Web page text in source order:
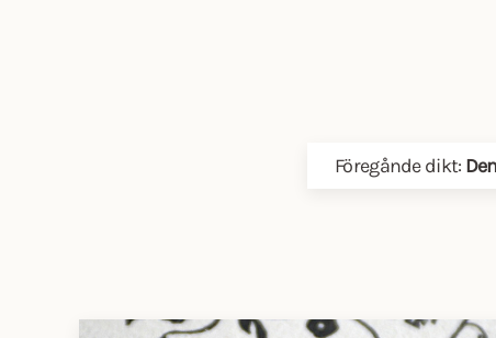
Föregånde dikt: